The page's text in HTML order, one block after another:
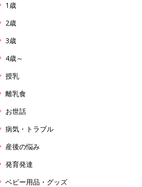
1歳
2歳
3歳
4歳～
授乳
離乳食
お世話
病気・トラブル
産後の悩み
発育発達
ベビー用品・グッズ